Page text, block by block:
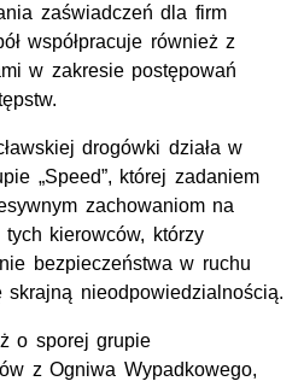
zaświadczeń dla firm
współpracuje również z
w zakresie postępowań
drogówki działa w
„Speed”, której zadaniem
zachowaniom na
kierowców, którzy
bezpieczeństwa w ruchu
nieodpowiedzialnością.
o sporej grupie
z Ogniwa Wypadkowego,